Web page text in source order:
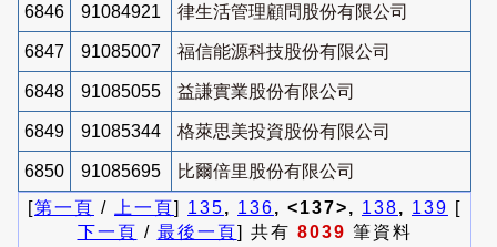
6846 91084921 律生活管理顧問股份有限公司
6847 91085007 福信能源科技股份有限公司
6848 91085055 益謙實業股份有限公司
6849 91085344 格萊思美投資股份有限公司
6850 91085695
比爾倍里股份有限公司
[第一頁 / 上一頁] 135, 136, <137>, 138, 139 [
下一頁 / 最後一頁] 共有 8039 筆資料